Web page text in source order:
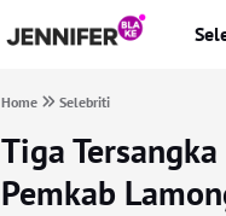
Home Selebriti
Tiga
Pemkab